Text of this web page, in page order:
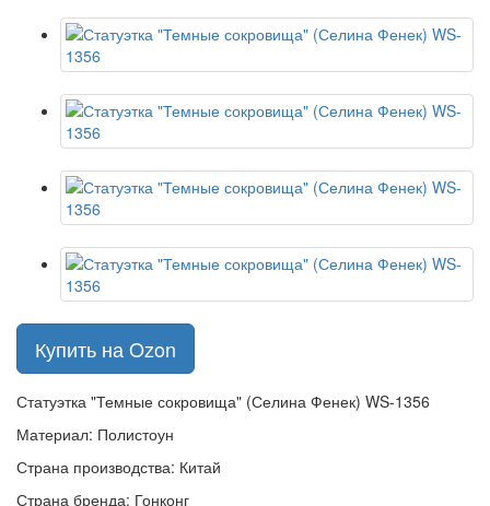
Купить на Ozon
Статуэтка "Темные сокровища" (Селина Фенек) WS-1356
Материал: Полистоун
Страна производства: Китай
Страна бренда: Гонконг